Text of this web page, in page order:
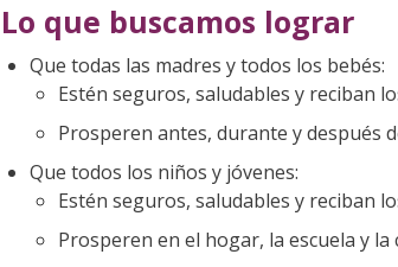
Lo que buscamos lograr
Que todas las madres y todos los bebés:
Estén seguros, saludables y reciban
Prosperen antes, durante y después
Que todos los niños y jóvenes:
Estén seguros, saludables y reciban
Prosperen en el hogar, la escuela y la